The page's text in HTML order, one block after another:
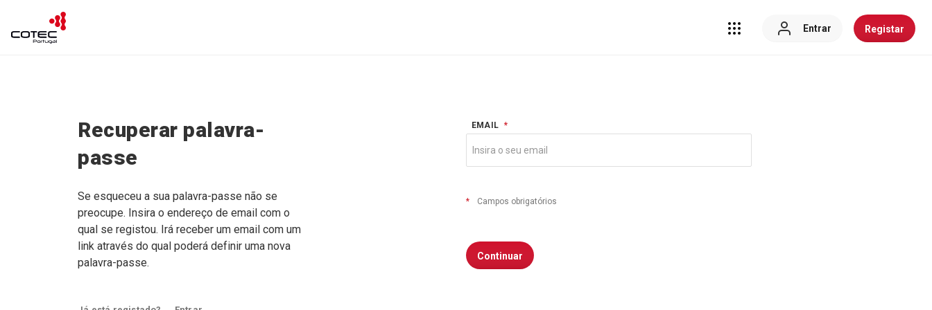
Entrar Registar
Recuperar palavra-
passe
Se esqueceu a sua palavra-passe não se
preocupe. Insira o endereço de email com o
qual se registou. Irá receber um email com um
link através do qual poderá definir uma nova
palavra-passe.
EMAIL *
* Campos obrigatórios
Continuar